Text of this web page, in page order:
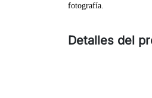
fotografía.
Detalles del